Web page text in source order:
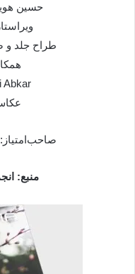
حسین هویدا٬ علیرضا
طراح جلد و
Abkar
منبع: